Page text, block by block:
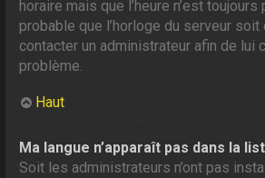
horaire mais que l’heure n’est
probable que l’horloge du serveur
contacter un administrateur afin de lui
problème.
Haut
Ma langue n’apparaît pas dans la
Soit les administrateurs n’ont pas